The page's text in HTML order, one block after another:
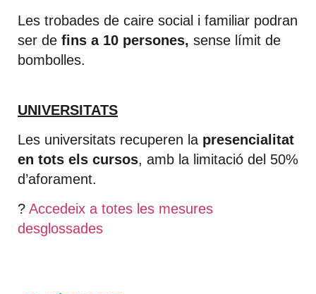
Les trobades de caire social i familiar podran
ser de fins a 10 persones, sense límit de
bombolles.
UNIVERSITATS
Les universitats recuperen la presencialitat
en tots els cursos, amb la limitació del 50%
d’aforament.
? Accedeix a totes les mesures
desglossades